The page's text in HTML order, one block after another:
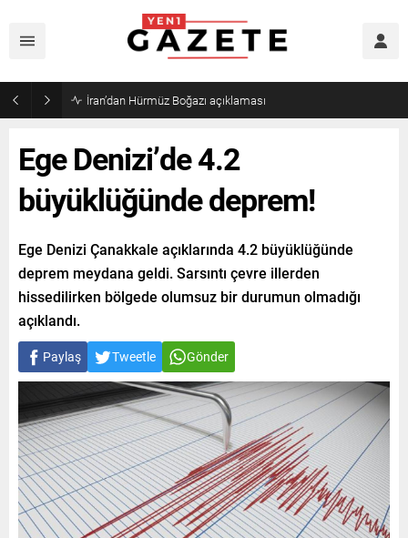
Öğrenci affı yürürlüğe girdi!
Ege Denizi’de 4.2
büyüklüğünde deprem!
Ege Denizi Çanakkale açıklarında 4.2 büyüklüğünde
deprem meydana geldi. Sarsıntı çevre illerden
hissedilirken bölgede olumsuz bir durumun olmadığı
açıklandı.
Paylaş Tweetle Gönder